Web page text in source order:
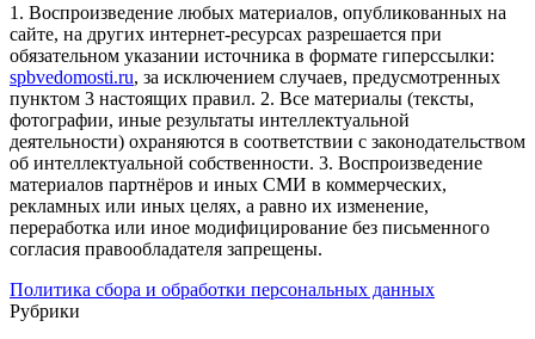
1. Воспроизведение любых материалов, опубликованных на
сайте, на других интернет-ресурсах разрешается при
обязательном указании источника в формате гиперссылки:
spbvedomosti.ru, за исключением случаев, предусмотренных
пунктом 3 настоящих правил. 2. Все материалы (тексты,
фотографии, иные результаты интеллектуальной
деятельности) охраняются в соответствии с законодательством
об интеллектуальной собственности. 3. Воспроизведение
материалов партнёров и иных СМИ в коммерческих,
рекламных или иных целях, а равно их изменение,
переработка или иное модифицирование без письменного
согласия правообладателя запрещены.
Политика сбора и обработки персональных данных
Рубрики